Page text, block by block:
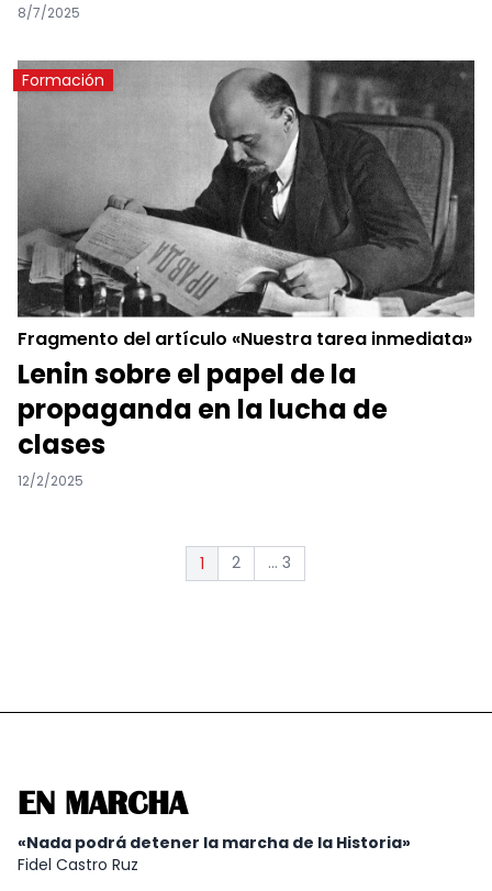
8/7/2025
Formación
Fragmento del artículo «Nuestra tarea inmediata»
Lenin sobre el papel de la
propaganda en la lucha de
clases
12/2/2025
1 2 ... 3
EN MARCHA
«Nada podrá detener la marcha de la Historia»
Fidel Castro Ruz